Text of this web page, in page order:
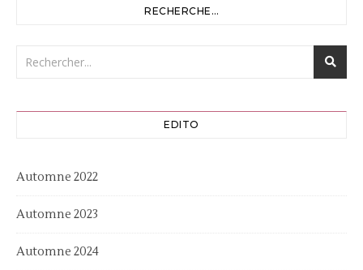
RECHERCHE…
EDITO
Automne 2022
Automne 2023
Automne 2024